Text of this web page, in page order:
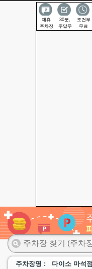
제휴
주차장
30분,
주말무
조건부
무료
주차장명 : 다이소 마석점